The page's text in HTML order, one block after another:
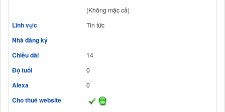
(Không mặc cả)
Lĩnh vực Tin tức
Nhà đăng ký
Chiều dài
14
Độ tuổi 0
Alexa 0
Cho thuê website